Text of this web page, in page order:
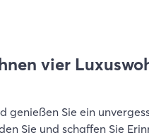
vier
genießen Sie ein
Sie und schaffen Sie